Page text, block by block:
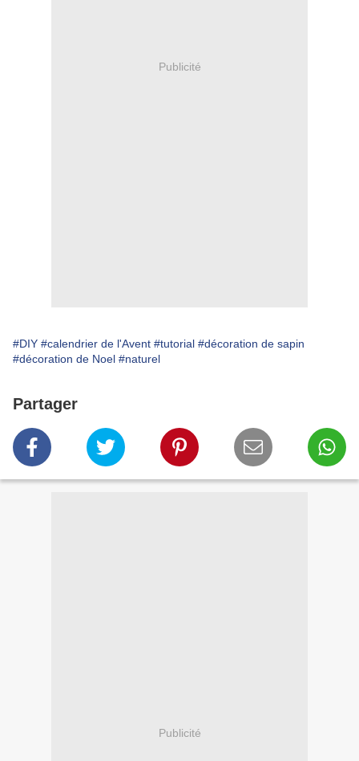
Publicité
#DIY #calendrier de l'Avent #tutorial #décoration de sapin
#décoration de Noel #naturel
Partager
Publicité